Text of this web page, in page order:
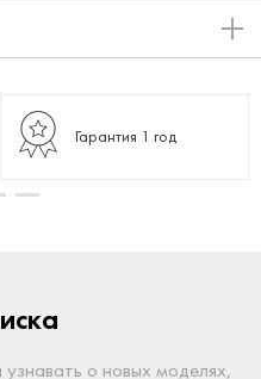
Гарантия 1 год
о новых моделях,